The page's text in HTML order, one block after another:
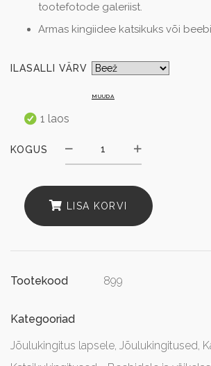
tootefotode galeriist.
Armas kingiidee katsikuks või
ILASALLI VÄRV
MUUDA
1 laos
KOGUS KOGUS
LISA KORVI
Tootekood 899
Kategooriad
Jõulukingitus lapsele, Jõulukingitused,